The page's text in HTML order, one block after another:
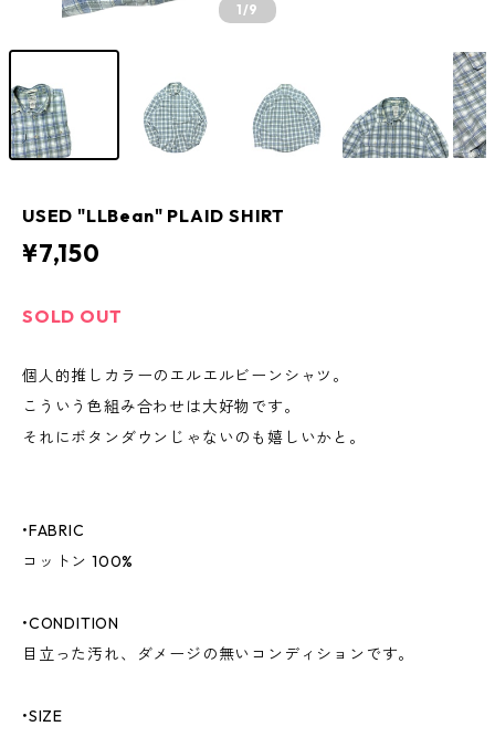
1/9
USED "LLBean" PLAID SHIRT
¥7,150
SOLD OUT
個人的推しカラーのエルエルビーンシャツ。
こういう色組み合わせは大好物です。
それにボタンダウンじゃないのも嬉しいかと。
•FABRIC
コットン 100%
•CONDITION
目立った汚れ、ダメージの無いコンディションです。
•SIZE